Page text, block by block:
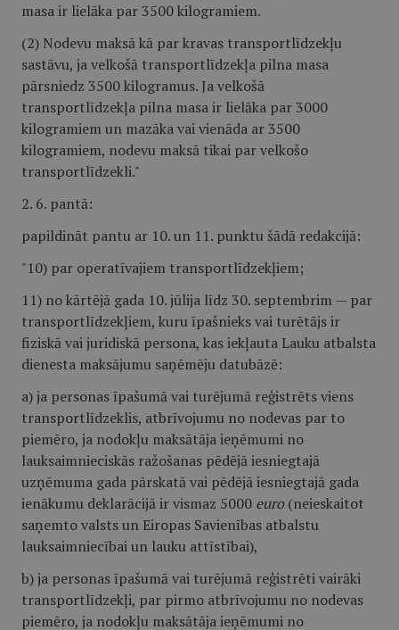
masa ir lielāka par 3500 kilogramiem.
(2) Nodevu maksā kā par kravas transportlīdzekļu
sastāvu, ja velkošā transportlīdzekļa pilna masa
pārsniedz 3500 kilogramus. Ja velkošā
transportlīdzekļa pilna masa ir lielāka par 3000
kilogramiem un mazāka vai vienāda ar 3500
kilogramiem, nodevu maksā tikai par velkošo
transportlīdzekli."
2. 6. pantā:
papildināt pantu ar 10. un 11. punktu šādā redakcijā:
"10) par operatīvajiem transportlīdzekļiem;
11) no kārtējā gada 10. jūlija līdz 30. septembrim — par
transportlīdzekļiem, kuru īpašnieks vai turētājs ir
fiziskā vai juridiskā persona, kas iekļauta Lauku atbalsta
dienesta maksājumu saņēmēju datubāzē:
a) ja personas īpašumā vai turējumā reģistrēts viens
transportlīdzeklis, atbrīvojumu no nodevas par to
piemēro, ja nodokļu maksātāja ieņēmumi no
lauksaimnieciskās ražošanas pēdējā iesniegtajā
uzņēmuma gada pārskatā vai pēdējā iesniegtajā gada
ienākumu deklarācijā ir vismaz 5000 euro(neieskaitot
saņemto valsts un Eiropas Savienības atbalstu
lauksaimniecībai un lauku attīstībai),
b) ja personas īpašumā vai turējumā reģistrēti vairāki
transportlīdzekļi, par pirmo atbrīvojumu no nodevas
piemēro, ja nodokļu maksātāja ieņēmumi no